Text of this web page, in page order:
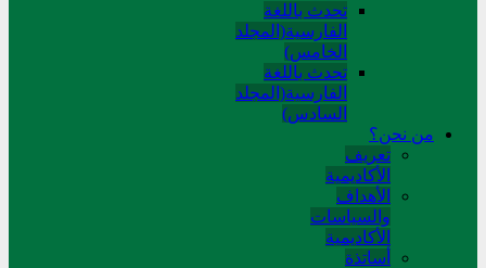
تحدث باللغة
الفارسية(المجلد
الخامس)
تحدث باللغة
الفارسية(المجلد
السادس)
من نحن؟
تعريف
الأكاديمية
الأهداف
والسياسات
الأكاديمية
أساتذة